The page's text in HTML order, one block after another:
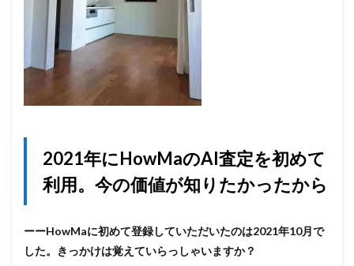
2021年にHowMaのAI査定を初めて
利用。今の価値が知りたかったから
ーーHowMaに初めて登録していただいたのは2021年10月で
した。きっかけは覚えていらっしゃいますか？